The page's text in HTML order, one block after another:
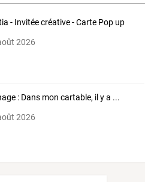
- Invitée créative - Carte Pop up
2026
: Dans mon cartable, il y a ...
2026